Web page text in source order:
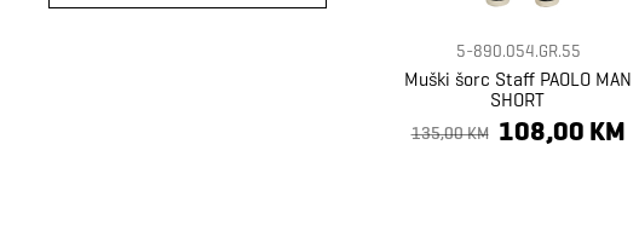
5-890.054.GR.55
Muški šorc Staff PAOLO MAN
SHORT
135,00 KM 108,00 KM